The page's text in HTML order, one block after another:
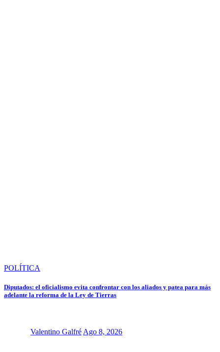
POLÍTICA
Diputados: el oficialismo evita confrontar con los aliados y patea para más
adelante la reforma de la Ley de Tierras
Valentino GalfréAgo 8, 2026